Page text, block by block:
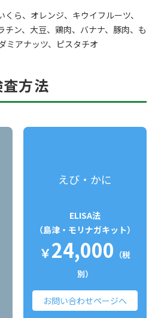
ら、オレンジ、キウイフルーツ、
チン、大豆、鶏肉、バナナ、豚肉、も
ミアナッツ、ピスタチオ
方法
えび・かに
ELISA法
（島津・モリナガキット）
￥24,000 （税
別）
お問い合わせページへ